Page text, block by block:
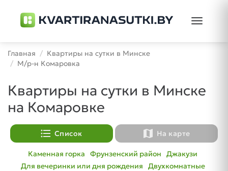
Toggle
Главная
Квартиры на сутки в Минске
М/р-н Комаровка
Квартиры на сутки в Минске
на Комаровке
format_list_bulleted Список map На карте
Каменная горка Фрунзенский район
Джакузи
Для вечеринки или дня рождения
Двухкомнатные